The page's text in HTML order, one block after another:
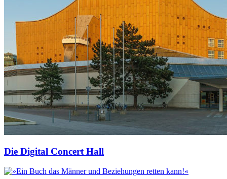
Die Digital Concert Hall